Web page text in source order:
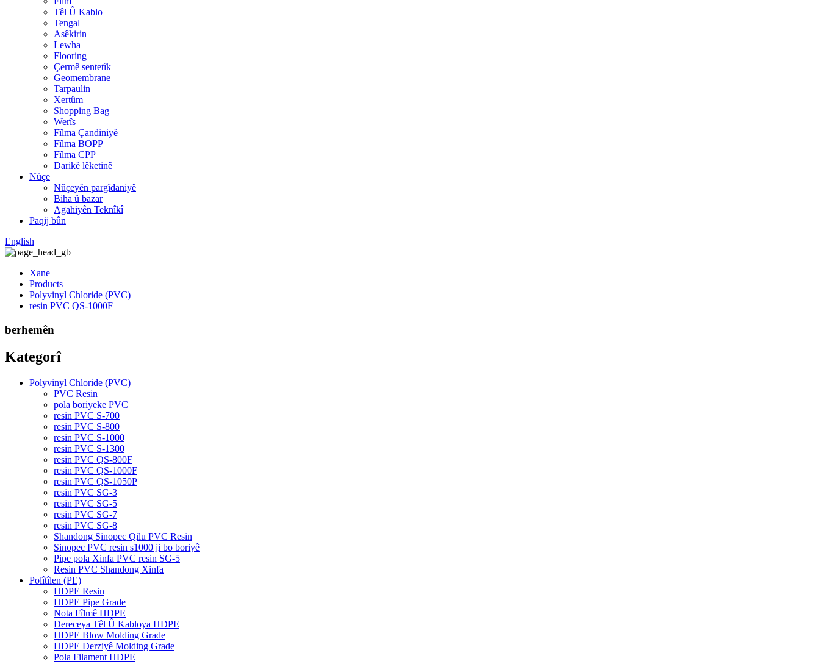
Têl Û Kablo
Tengal
Asêkirin
Lewha
Flooring
Çermê sentetîk
Geomembrane
Tarpaulin
Xertûm
Shopping Bag
Werîs
Fîlma Çandiniyê
Fîlma BOPP
Fîlma CPP
Darikê lêketinê
Nûçe
Nûçeyên pargîdaniyê
Biha û bazar
Agahiyên Teknîkî
Paqij bûn
English
Xane
Products
Polyvinyl Chloride (PVC)
resin PVC QS-1000F
berhemên
Kategorî
Polyvinyl Chloride (PVC)
PVC Resin
pola boriyeke PVC
resin PVC S-700
resin PVC S-800
resin PVC S-1000
resin PVC S-1300
resin PVC QS-800F
resin PVC QS-1000F
resin PVC QS-1050P
resin PVC SG-3
resin PVC SG-5
resin PVC SG-7
resin PVC SG-8
Shandong Sinopec Qilu PVC Resin
Sinopec PVC resin s1000 ji bo boriyê
Pipe pola Xinfa PVC resin SG-5
Resin PVC Shandong Xinfa
Polîtîlen (PE)
HDPE Resin
HDPE Pipe Grade
Nota Fîlmê HDPE
Dereceya Têl Û Kabloya HDPE
HDPE Blow Molding Grade
HDPE Derziyê Molding Grade
Pola Filament HDPE